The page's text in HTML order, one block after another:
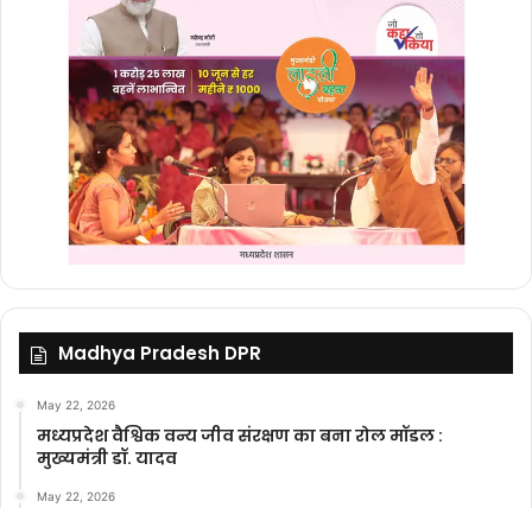
Madhya Pradesh DPR
May 22, 2026
मध्यप्रदेश वैश्विक वन्य जीव संरक्षण का बना रोल मॉडल :
मुख्यमंत्री डॉ. यादव
May 22, 2026